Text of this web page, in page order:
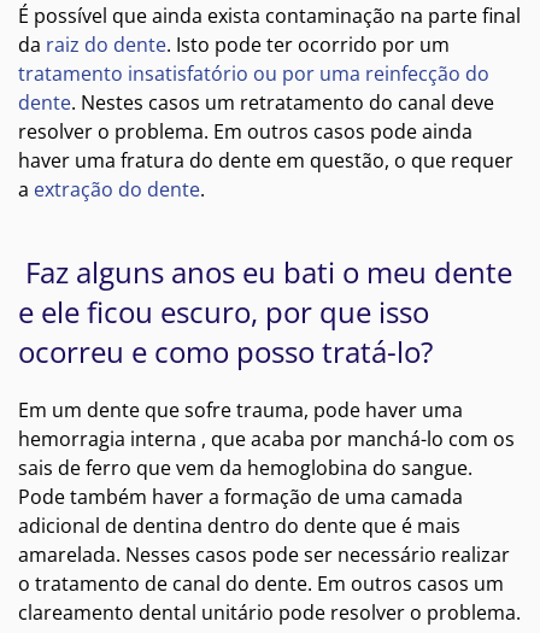
É possível que ainda exista contaminação na parte final
da raiz do dente. Isto pode ter ocorrido por um
tratamento insatisfatório ou por uma reinfecção do
dente. Nestes casos um retratamento do canal deve
resolver o problema. Em outros casos pode ainda
haver uma fratura do dente em questão, o que requer
a extração do dente.
Faz alguns anos eu bati o meu dente
e ele ficou escuro, por que isso
ocorreu e como posso tratá-lo?
Em um dente que sofre trauma, pode haver uma
hemorragia interna , que acaba por manchá-lo com os
sais de ferro que vem da hemoglobina do sangue.
Pode também haver a formação de uma camada
adicional de dentina dentro do dente que é mais
amarelada. Nesses casos pode ser necessário realizar
o tratamento de canal do dente. Em outros casos um
clareamento dental unitário pode resolver o problema.